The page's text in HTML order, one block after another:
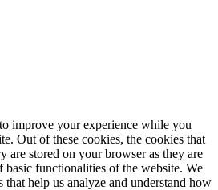
improve your experience while you
Out of these cookies, the cookies that
are stored on your browser as they are
functionalities of the website. We
that help us analyze and understand how